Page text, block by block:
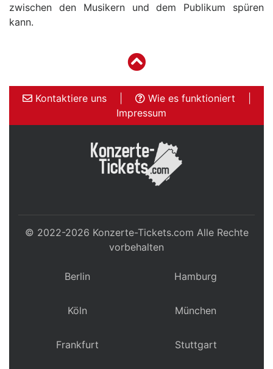
zwischen den Musikern und dem Publikum spüren
kann.
Kontaktiere uns Wie es funktioniert
Impressum
© 2022-2026 Konzerte-Tickets.com Alle Rechte
vorbehalten
Berlin Hamburg
Köln München
Frankfurt Stuttgart